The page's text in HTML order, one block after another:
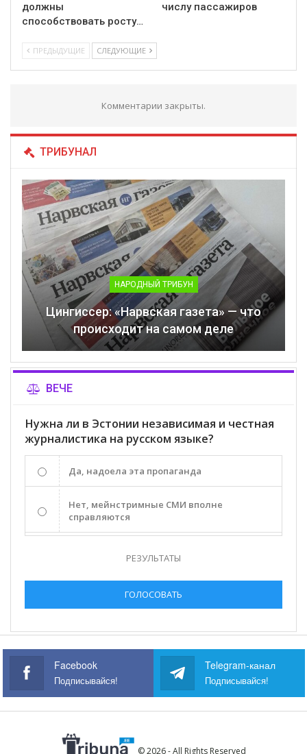
должны
способствовать росту…
числу пассажиров
ПРЕДЫДУЩИЕ СЛЕДУЮЩИЕ
Комментарии закрыты.
ТРИБУНАЛ
НАРОДНЫЙ ТРИБУН
Цингиссер: «Нарвская газета» — что
происходит на самом деле
ВЕЧЕ
Нужна ли в Эстонии независимая и честная
журналистика на русском языке?
Да, надоела эта пропаганда
Нет, мейнстримные СМИ вполне
справляются
РЕЗУЛЬТАТЫ
ГОЛОСОВАТЬ
Facebook
Подписывайся!
Telegram-канал
Подписывайся!
© 2026 - All Rights Reserved